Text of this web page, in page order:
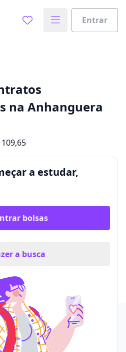
Entrar
na Anhanguera
a estudar,
bolsas
a busca